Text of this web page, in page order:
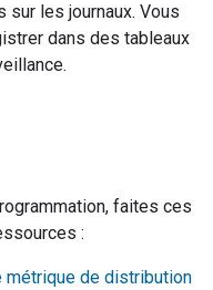
les journaux. Vous
dans des tableaux
faites ces
:
métrique de distribution